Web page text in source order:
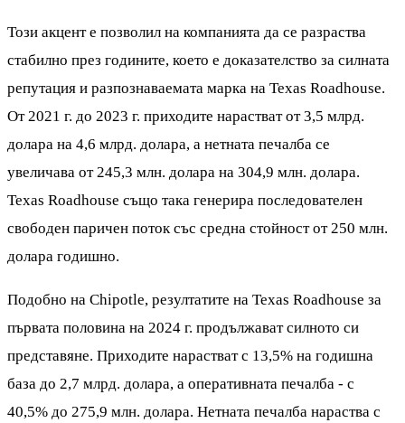
Този акцент е позволил на компанията да се разраства
стабилно през годините, което е доказателство за силната
репутация и разпознаваемата марка на Texas Roadhouse.
От 2021 г. до 2023 г. приходите нарастват от 3,5 млрд.
долара на 4,6 млрд. долара, а нетната печалба се
увеличава от 245,3 млн. долара на 304,9 млн. долара.
Texas Roadhouse също така генерира последователен
свободен паричен поток със средна стойност от 250 млн.
долара годишно.
Подобно на Chipotle, резултатите на Texas Roadhouse за
първата половина на 2024 г. продължават силното си
представяне. Приходите нарастват с 13,5% на годишна
база до 2,7 млрд. долара, а оперативната печалба - с
40,5% до 275,9 млн. долара. Нетната печалба нараства с